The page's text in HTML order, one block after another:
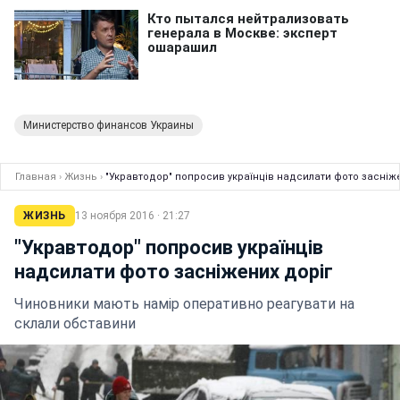
Министерство финансов Украины
Главная › Жизнь › "Укравтодор" попросив українців надсилати фото
ЖИЗНЬ 13 ноября 2016 · 21:27
"Укравтодор" попросив українців
надсилати фото засніжених доріг
Чиновники мають намір оперативно реагувати на
склали обставини